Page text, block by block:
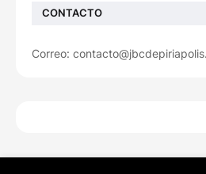
CONTACTO
Correo: